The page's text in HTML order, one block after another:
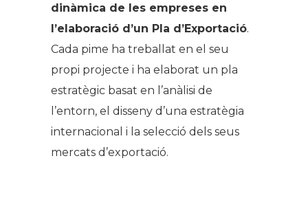
dinàmica de les empreses en
l’elaboració d’un Pla d’Exportació.
Cada pime ha treballat en el seu
propi projecte i ha elaborat un pla
estratègic basat en l’anàlisi de
l’entorn, el disseny d’una estratègia
internacional i la selecció dels seus
mercats d’exportació.